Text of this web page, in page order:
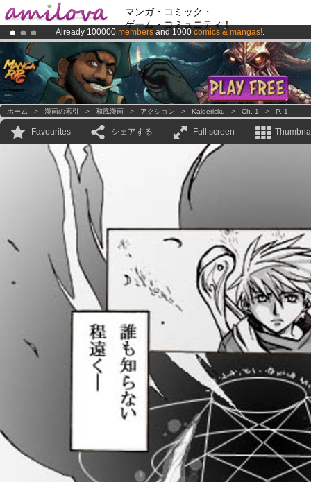
マンガ・コミック・
ゲーム・コミュニティ！
Already 100000 members and 1000 comics & mangas!.
Premium membership from3.95 eurosper month !Get membership
AmilovaKickstarter is now LIVE!.
ホーム > 漫画の索引 > 和風漫画 > アクション > Kaldericku > Ch. 1 > P. 1
Favourites シェアする Full screen